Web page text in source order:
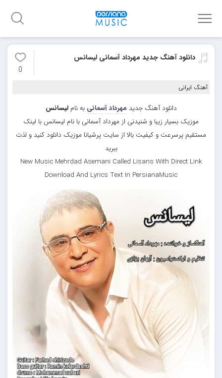
دانلود آهنگ جدید مهرداد آسمانی لیسانس
0
آهنگ ایرانی
دانلود آهنگ جدید مهرداد آسمانی به ناملیسانس
موزیک بسیار زیبا و شنیدنی از مهرداد آسمانی با نام لیسانس با لینک
مستقیم پرسرعت و کیفیت بالا از سایت پرشیانا موزیک دانلود کنید و لذت
ببرید
New Music Mehrdad Asemani Called Lisans With Direct Link
Download And Lyrics Text In PersianaMusic